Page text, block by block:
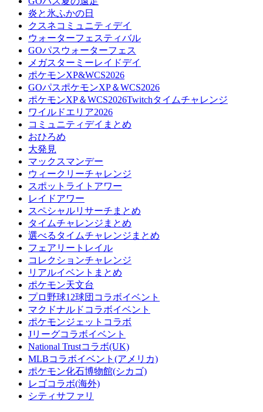
炎と氷ふかの日
クスネコミュニティデイ
ウォーターフェスティバル
GOパスウォーターフェス
メガスターミーレイドデイ
ポケモンXP&WCS2026
GOパスポケモンXP＆WCS2026
ポケモンXP＆WCS2026Twitchタイムチャレンジ
ワイルドエリア2026
コミュニティデイまとめ
おひろめ
大発見
マックスマンデー
ウィークリーチャレンジ
スポットライトアワー
レイドアワー
スペシャルリサーチまとめ
タイムチャレンジまとめ
選べるタイムチャレンジまとめ
フェアリートレイル
コレクションチャレンジ
リアルイベントまとめ
ポケモン天文台
プロ野球12球団コラボイベント
マクドナルドコラボイベント
ポケモンジェットコラボ
Jリーグコラボイベント
National Trustコラボ(UK)
MLBコラボイベント(アメリカ)
ポケモン化石博物館(シカゴ)
レゴコラボ(海外)
シティサファリ